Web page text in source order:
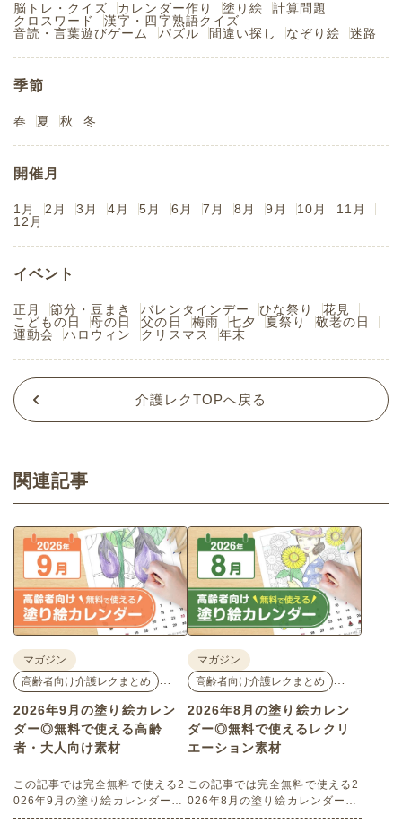
脳トレ・クイズ カレンダー作り 塗り絵
計算問題
クロスワード
漢字・四字熟語クイズ
音読・言葉遊びゲーム
パズル 間違い探し なぞり絵 迷路
季節
春 夏 秋 冬
開催月
1月 2月 3月 4月 5月 6月 7月 8月 9月 10月
11月
12月
イベント
正月 節分・豆まき バレンタインデー ひな祭り
花見
こどもの日
母の日 父の日 梅雨 七夕 夏祭り
敬老の日
運動会
ハロウィン クリスマス 年末
介護レクTOPへ戻る
関連記事
マガジン
高齢者向け介護レクまとめ
2026年9月の塗り絵カレン
ダー◎無料で使える高齢
者・大人向け素材
この記事では完全無料で使える2
026年9月の塗り絵カレンダーを
ご紹介します。人気で定番のお
マガジン
高齢者向け介護レクまとめ
2026年8月の塗り絵カレン
ダー◎無料で使えるレクリ
エーション素材
この記事では完全無料で使える2
026年8月の塗り絵カレンダーを
ご紹介します。人気で定番のお